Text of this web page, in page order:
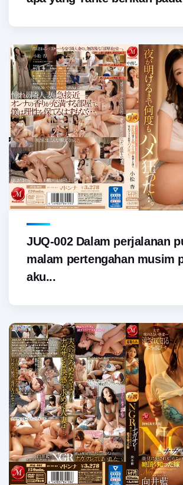
JUQ-002 Dalam perjalanan
malam pertengahan musim
aku...